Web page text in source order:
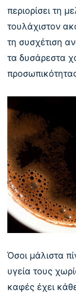
περιορίσει τη
τουλάχιστον
τη συσχέτιση
τα δυσάρεστα
Όσοι μάλιστα
υγεία τους
καφές έχει